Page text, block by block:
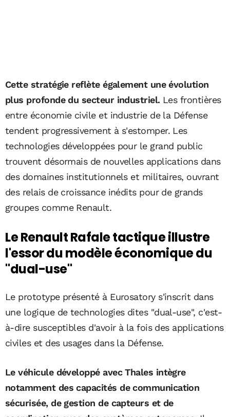
Cette stratégie reflète également une évolution
plus profonde du secteur industriel. Les frontières
entre économie civile et industrie de la Défense
tendent progressivement à s'estomper. Les
technologies développées pour le grand public
trouvent désormais de nouvelles applications dans
des domaines institutionnels et militaires, ouvrant
des relais de croissance inédits pour de grands
groupes comme Renault.
Le Renault Rafale tactique illustre
l'essor du modèle économique du
"dual-use"
Le prototype présenté à Eurosatory s'inscrit dans
une logique de technologies dites "dual-use", c'est-
à-dire susceptibles d'avoir à la fois des applications
civiles et des usages dans la Défense.
Le véhicule développé avec Thales intègre
notamment des capacités de communication
sécurisée, de gestion de capteurs et de